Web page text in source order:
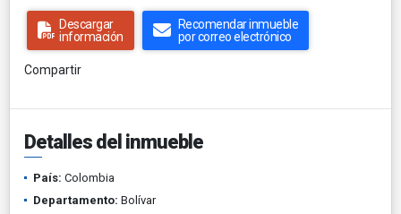
Descargar
información
Recomendar inmueble
por correo electrónico
Compartir
Detalles del inmueble
País: Colombia
Departamento: Bolívar